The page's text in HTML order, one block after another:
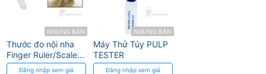
NGƯNG BÁN
Thước đo nội nha
Finger Ruler/Scale
YDMĐăng nhập xem giá
NGƯNG BÁN
Máy Thử Tủy PULP
TESTER
Đăng nhập xem giá